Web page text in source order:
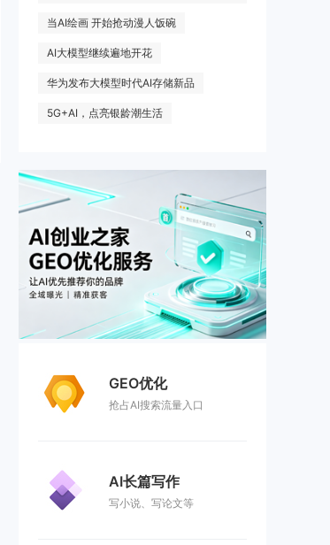
当AI绘画 开始抢动漫人饭碗
AI大模型继续遍地开花
华为发布大模型时代AI存储新品
5G+AI，点亮银龄潮生活
GEO优化
抢占AI搜索流量入口
AI长篇写作
写小说、写论文等